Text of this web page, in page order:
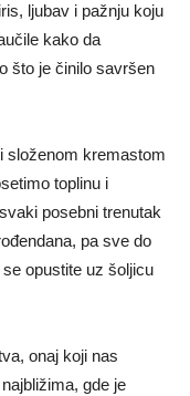
ljubav i pažnju koju
kako da
što je činilo savršen
složenom kremastom
toplinu i
posebni trenutak
pa sve do
opustite uz šoljicu
onaj koji nas
gde je